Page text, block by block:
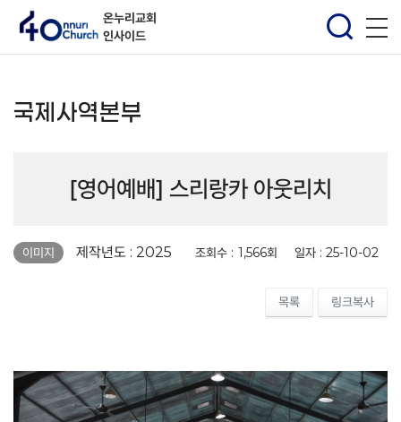
온누리교회
인사이드
국제사역본부
[영어예배] 스리랑카 아웃리치
이미지 제작년도 : 2025 조회수 : 1,566회 일자 : 25-10-02
목록 링크복사